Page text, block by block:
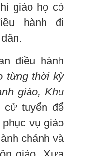
giáo họ có
hành đi
điều hành
từng thời kỳ
giáo, Khu
cử tuyển để
vụ giáo
chánh và